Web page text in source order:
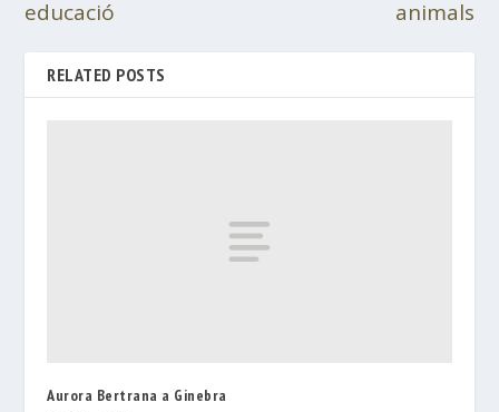
educació
animals
RELATED POSTS
Aurora Bertrana a Ginebra